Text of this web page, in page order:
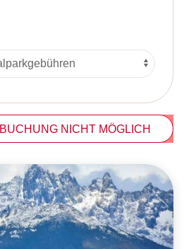
BUCHUNG NICHT MÖGLICH